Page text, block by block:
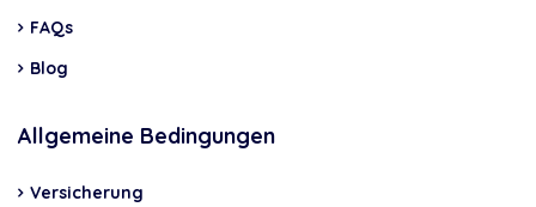
FAQs
Blog
Allgemeine Bedingungen
Versicherung